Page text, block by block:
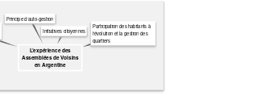
L’expérience des
Assemblées de Voisins
en Argentine
Participation des habitants à
l'évolution et la gestion des
quartiers
Initiatives citoyennes
Principe d'auto-gestion